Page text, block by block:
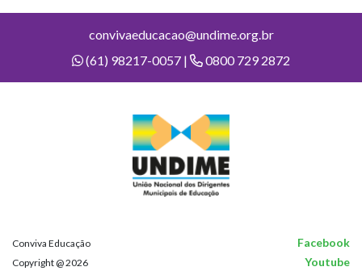
convivaeducacao@undime.org.br
(61) 98217-0057 |
0800 729 2872
Conviva Educação Facebook
Copyright @ 2026 Youtube